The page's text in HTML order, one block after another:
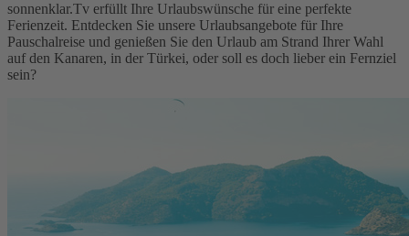
sonnenklar.Tv erfüllt Ihre Urlaubswünsche für eine perfekte
Ferienzeit. Entdecken Sie unsere Urlaubsangebote für Ihre
Pauschalreise und genießen Sie den Urlaub am Strand Ihrer Wahl
auf den Kanaren, in der Türkei, oder soll es doch lieber ein Fernziel
sein?